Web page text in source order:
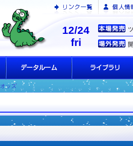
12/24
fri
オッズ